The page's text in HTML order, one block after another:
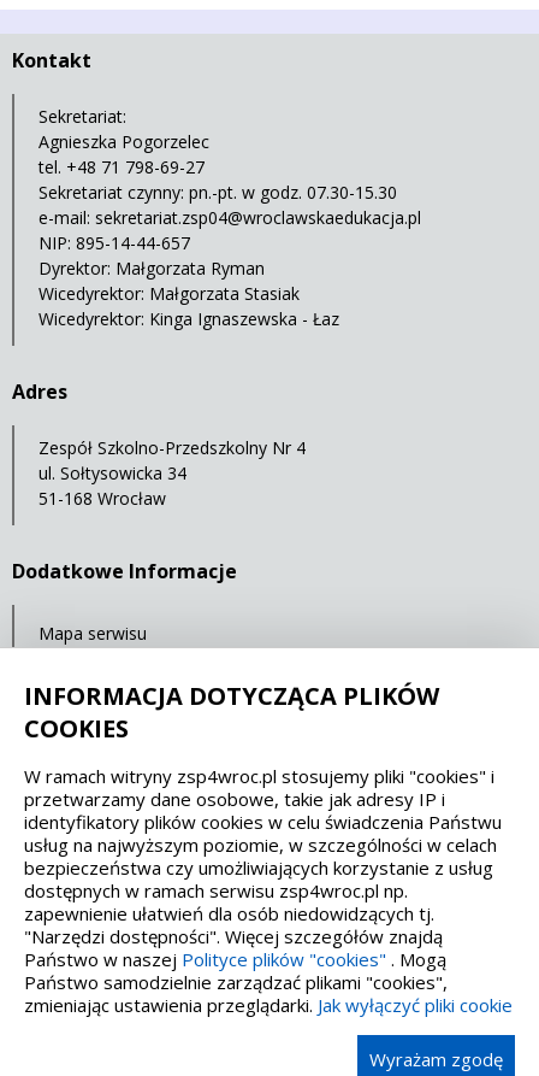
Kontakt
Sekretariat:
Agnieszka Pogorzelec
tel. +48 71 798-69-27
Sekretariat czynny: pn.-pt. w godz. 07.30-15.30
e-mail: sekretariat.zsp04@wroclawskaedukacja.pl
NIP: 895-14-44-657
Dyrektor: Małgorzata Ryman
Wicedyrektor: Małgorzata Stasiak
Wicedyrektor: Kinga Ignaszewska - Łaz
Adres
Zespół Szkolno-Przedszkolny Nr 4
ul. Sołtysowicka 34
51-168 Wrocław
Dodatkowe Informacje
Mapa serwisu
Spełniamy standardy dostępności oraz W3C
WCAG 2.1 SECTION 508 EAA/EN 301549
IS 5568
INFORMACJA DOTYCZĄCA PLIKÓW
COOKIES
W ramach witryny zsp4wroc.pl stosujemy pliki "cookies" i
przetwarzamy dane osobowe, takie jak adresy IP i
identyfikatory plików cookies w celu świadczenia Państwu
usług na najwyższym poziomie, w szczególności w celach
bezpieczeństwa czy umożliwiających korzystanie z usług
dostępnych w ramach serwisu zsp4wroc.pl np.
zapewnienie ułatwień dla osób niedowidzących tj.
"Narzędzi dostępności". Więcej szczegółów znajdą
Państwo w naszej Polityce plików "cookies" . Mogą
Państwo samodzielnie zarządzać plikami "cookies",
zmieniając ustawienia przeglądarki. Jak wyłączyć pliki cookie
Wyrażam zgodę